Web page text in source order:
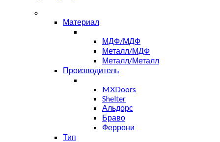
Материал
МДФ/МДФ
Металл/МДФ
Металл/Металл
Производитель
MXDoors
Shelter
Альдорс
Браво
Феррони
Тип